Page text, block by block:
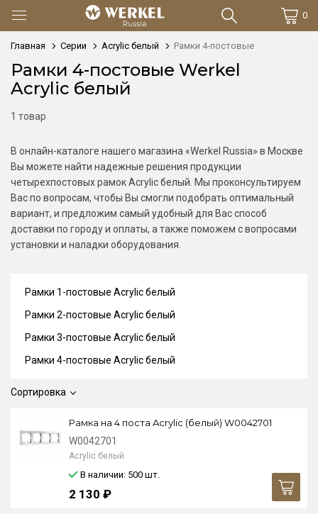
0
Главная Серии Acrylic белый Рамки 4-постовые
Рамки 4-постовые Werkel
Acrylic белый
1 товар
В онлайн-каталоге нашего магазина «Werkel Russia» в Москве
Вы можете найти надежные решения продукции
четырехпостовых рамок Acrylic белый. Мы проконсультируем
Вас по вопросам, чтобы Вы смогли подобрать оптимальный
вариант, и предложим самый удобный для Вас способ
доставки по городу и оплаты, а также поможем с вопросами
установки и наладки оборудования.
Сортировка
Рамка на 4 поста Acrylic (белый) W0042701
W0042701
Acrylic белый
В наличии: 500 шт.
2 130 ₽
Рамки 1-постовые Acrylic белый
Рамки 2-постовые Acrylic белый
Рамки 3-постовые Acrylic белый
Рамки 4-постовые Acrylic белый